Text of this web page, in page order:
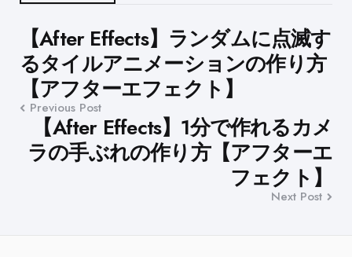
Post
navigation
【After Effects】ランダムに点滅す
るタイルアニメーションの作り方
【アフターエフェクト】
Previous Post
【After Effects】1分で作れるカメ
ラの手ぶれの作り方【アフターエ
フェクト】
Next Post